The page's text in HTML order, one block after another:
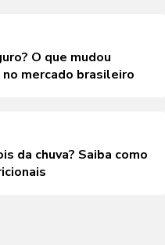
O que mudou
mercado brasileiro
da chuva? Saiba como